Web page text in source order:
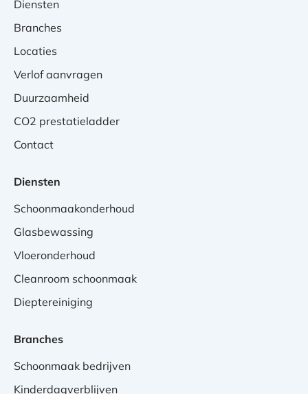
Diensten
Branches
Locaties
Verlof aanvragen
Duurzaamheid
CO2 prestatieladder
Contact
Diensten
Schoonmaakonderhoud
Glasbewassing
Vloeronderhoud
Cleanroom schoonmaak
Dieptereiniging
Branches
Schoonmaak bedrijven
Kinderdagverblijven